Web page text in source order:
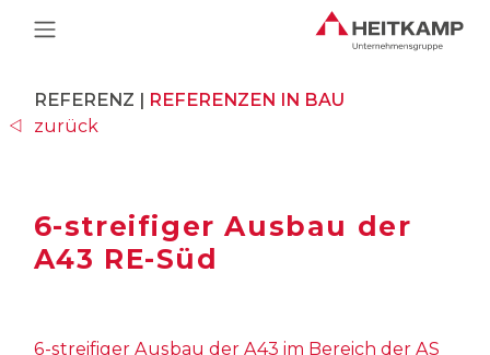
Main Navigation
REFERENZ | REFERENZEN IN BAU
zurück
6-streifiger Ausbau der
A43 RE-Süd
6-streifiger Ausbau der A43 im Bereich der AS